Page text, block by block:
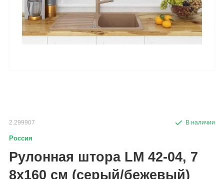
2.299907
Россия
Рулонная штора LM 42-04, 7
8х160 см (серый/бежевый)